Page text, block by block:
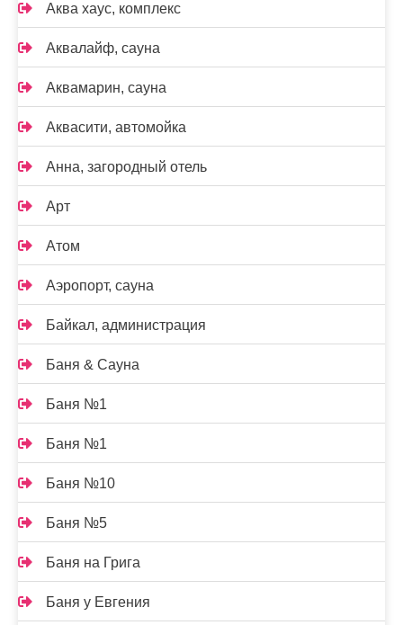
Аква хаус, комплекс
Аквалайф, сауна
Аквамарин, сауна
Аквасити, автомойка
Анна, загородный отель
Арт
Атом
Аэропорт, сауна
Байкал, администрация
Баня & Сауна
Баня №1
Баня №1
Баня №10
Баня №5
Баня на Грига
Баня у Евгения